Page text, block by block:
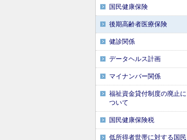
国民健康保険
後期高齢者医療保険
健診関係
データヘルス計画
マイナンバー関係
福祉資金貸付制度の廃止に
ついて
国民健康保険税
低所得者世帯に対する国民